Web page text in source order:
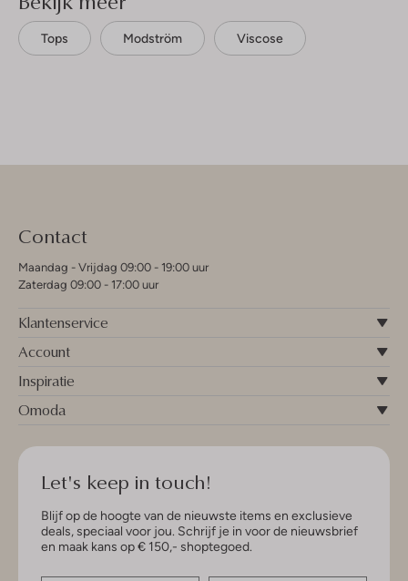
Tops Modström Viscose
Contact
Maandag - Vrijdag 09:00 - 19:00 uur
Zaterdag 09:00 - 17:00 uur
Klantenservice
Account
Inspiratie
Omoda
Let's keep in touch!
Blijf op de hoogte van de nieuwste items en exclusieve
deals, speciaal voor jou. Schrijf je in voor de nieuwsbrief
en maak kans op € 150,- shoptegoed.